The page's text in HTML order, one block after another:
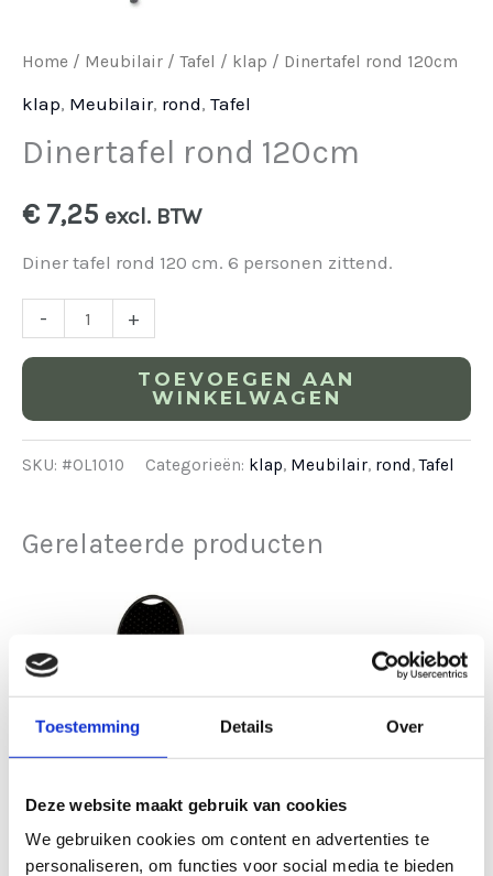
Toestemming Details Over
Deze website maakt gebruik van cookies
We gebruiken cookies om content en advertenties te
personaliseren, om functies voor social media te bieden
Home / Meubilair / Tafel / klap / Dinertafel rond 120cm
klap, Meubilair, rond, Tafel
Dinertafel rond 120cm
€ 7,25 excl. BTW
Diner tafel rond 120 cm. 6 personen zittend.
- +
TOEVOEGEN AAN
WINKELWAGEN
SKU: #OL1010 Categorieën: klap, Meubilair, rond,Tafel
Gerelateerde producten
Stackchair
Tafel steigerhout